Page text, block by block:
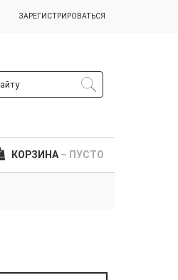
ЗАРЕГИСТРИРОВАТЬСЯ
КОРЗИНА – ПУСТО